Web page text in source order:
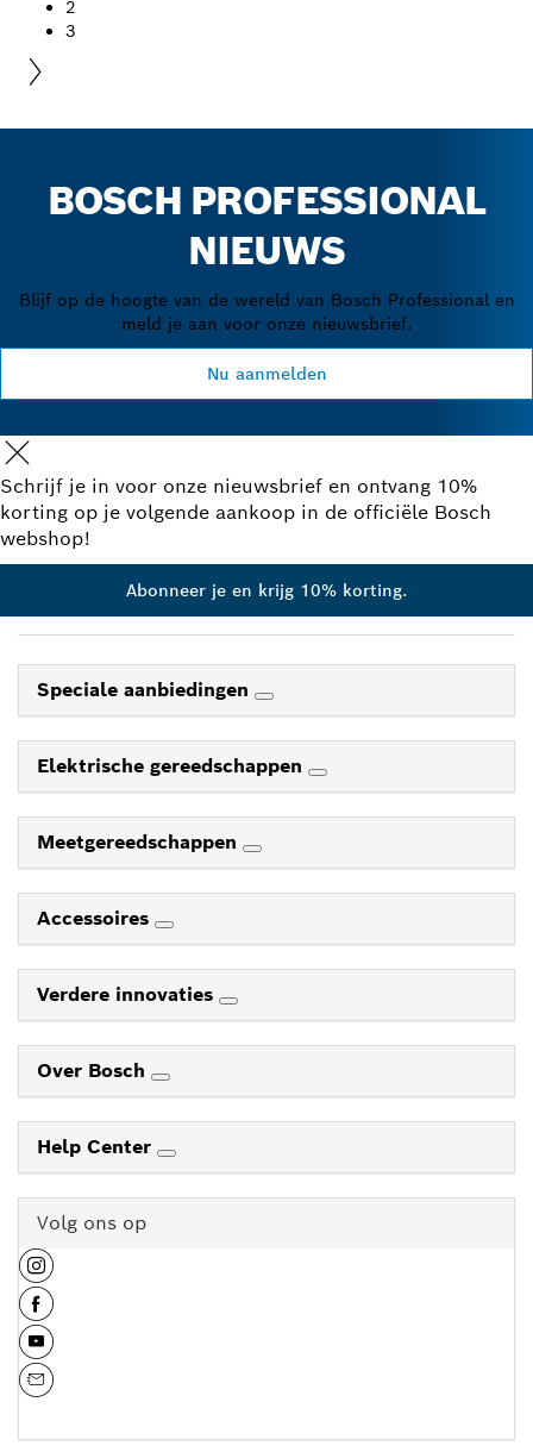
2
3
BOSCH PROFESSIONAL
NIEUWS
Blijf op de hoogte van de wereld van Bosch Professional en
meld je aan voor onze nieuwsbrief.
Nu aanmelden
Schrijf je in voor onze nieuwsbrief en ontvang 10%
korting op je volgende aankoop in de officiële Bosch
webshop!
Abonneer je en krijg 10% korting.
Speciale aanbiedingen
Elektrische gereedschappen
Meetgereedschappen
Accessoires
Verdere innovaties
Over Bosch
Help Center
Volg ons op